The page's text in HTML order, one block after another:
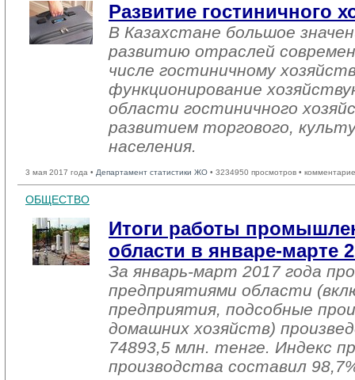
Развитие гостиничного
В Казахстане большое
развитию отраслей
числе гостиничному
функционирование
области гостиничного
развитием торгового,
населения.
3 мая 2017 года • Департамент статистики ЖО • 3234950 просмотров •
ОБЩЕСТВО
Итоги работы
области в январе-марте
За январь-март 2017 года
предприятиями области
предприятия, подсобные
домашних хозяйств)
74893,5 млн. тенге. Индекс
производства составил